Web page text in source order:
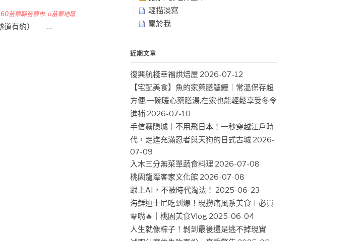
苗栗縣苗栗市, o苗栗地區
隧道有約） …
輕描淡寫
關於我
近期文章
復興航棧幸福烘焙屋 2026-07-12
【宅配美食】魚的家藥膳鱸鰻｜常溫保存超
方便,一碗暖心藥膳湯,在家也能輕鬆享受冬令
進補 2026-07-10
手信霧隱城｜不用飛日本！一秒穿越江戶時
代，走進充滿忍者與天狗的日式古城 2026-
07-09
入木三分無菜單蔬食料理 2026-07-08
桃園龍潭客家文化館 2026-07-08
跟上AI，不被時代淘汰！ 2025-06-23
海鮮迪士尼吃到爆！現撈痛風系美食＋必買
零嘴🔥｜桃園美食Vlog 2025-06-04
人生就像粽子！剝到最後還是逃不掉現實｜